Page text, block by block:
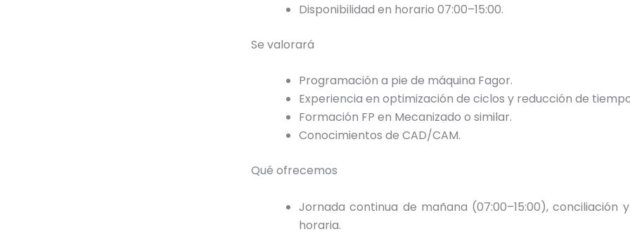
Disponibilidad en horario 07:00–15:00.
Se valorará
Programación a pie de máquina Fagor.
Experiencia en optimización de ciclos y reducción de
Formación FP en Mecanizado o similar.
Conocimientos de CAD/CAM.
Qué ofrecemos
Jornada continua de mañana (07:00–15:00), conciliación
horaria.